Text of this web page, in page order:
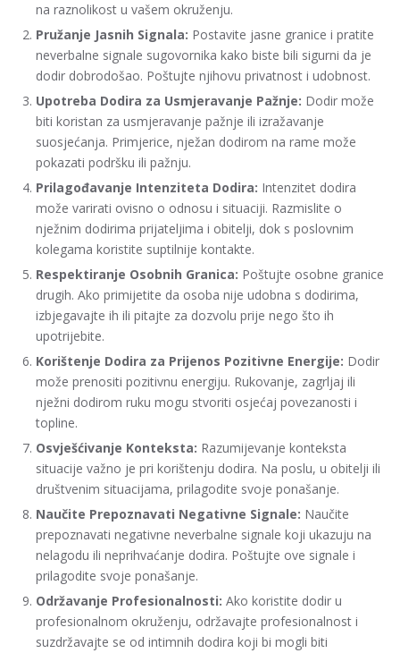
na raznolikost u vašem okruženju.
Pružanje Jasnih Signala: Postavite jasne granice i pratite
neverbalne signale sugovornika kako biste bili sigurni da je
dodir dobrodošao. Poštujte njihovu privatnost i udobnost.
Upotreba Dodira za Usmjeravanje Pažnje: Dodir može
biti koristan za usmjeravanje pažnje ili izražavanje
suosjećanja. Primjerice, nježan dodirom na rame može
pokazati podršku ili pažnju.
Prilagođavanje Intenziteta Dodira: Intenzitet dodira
može varirati ovisno o odnosu i situaciji. Razmislite o
nježnim dodirima prijateljima i obitelji, dok s poslovnim
kolegama koristite suptilnije kontakte.
Respektiranje Osobnih Granica: Poštujte osobne granice
drugih. Ako primijetite da osoba nije udobna s dodirima,
izbjegavajte ih ili pitajte za dozvolu prije nego što ih
upotrijebite.
Korištenje Dodira za Prijenos Pozitivne Energije: Dodir
može prenositi pozitivnu energiju. Rukovanje, zagrljaj ili
nježni dodirom ruku mogu stvoriti osjećaj povezanosti i
topline.
Osvješćivanje Konteksta: Razumijevanje konteksta
situacije važno je pri korištenju dodira. Na poslu, u obitelji ili
društvenim situacijama, prilagodite svoje ponašanje.
Naučite Prepoznavati Negativne Signale: Naučite
prepoznavati negativne neverbalne signale koji ukazuju na
nelagodu ili neprihvaćanje dodira. Poštujte ove signale i
prilagodite svoje ponašanje.
Održavanje Profesionalnosti: Ako koristite dodir u
profesionalnom okruženju, održavajte profesionalnost i
suzdržavajte se od intimnih dodira koji bi mogli biti